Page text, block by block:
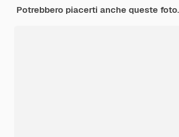
Potrebbero piacerti anche queste foto.